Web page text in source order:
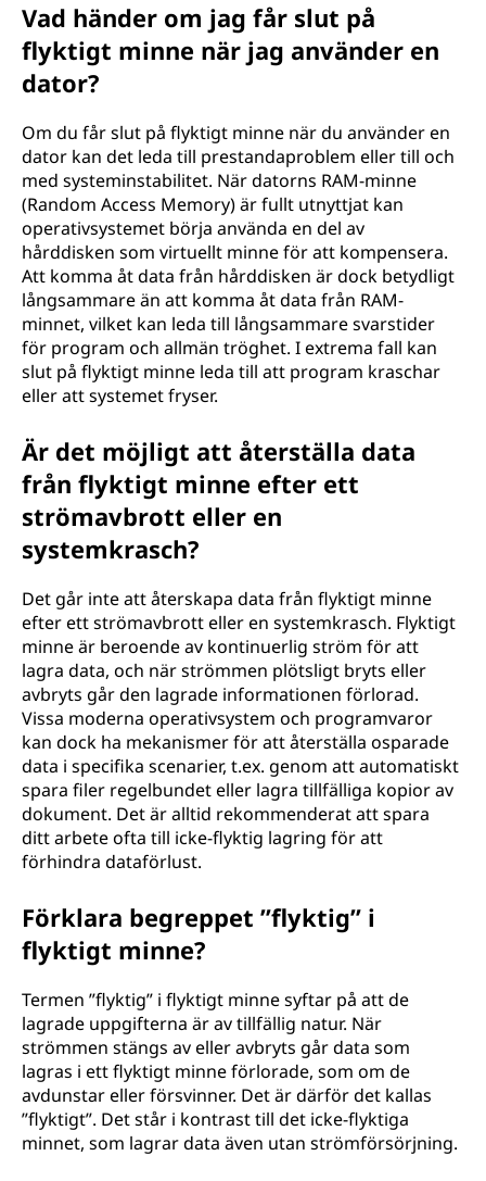
Vad händer om jag får slut på
flyktigt minne när jag använder en
dator?
Om du får slut på flyktigt minne när du använder en
dator kan det leda till prestandaproblem eller till och
med systeminstabilitet. När datorns RAM-minne
(Random Access Memory) är fullt utnyttjat kan
operativsystemet börja använda en del av
hårddisken som virtuellt minne för att kompensera.
Att komma åt data från hårddisken är dock betydligt
långsammare än att komma åt data från RAM-
minnet, vilket kan leda till långsammare svarstider
för program och allmän tröghet. I extrema fall kan
slut på flyktigt minne leda till att program kraschar
eller att systemet fryser.
Är det möjligt att återställa data
från flyktigt minne efter ett
strömavbrott eller en
systemkrasch?
Det går inte att återskapa data från flyktigt minne
efter ett strömavbrott eller en systemkrasch. Flyktigt
minne är beroende av kontinuerlig ström för att
lagra data, och när strömmen plötsligt bryts eller
avbryts går den lagrade informationen förlorad.
Vissa moderna operativsystem och programvaror
kan dock ha mekanismer för att återställa osparade
data i specifika scenarier, t.ex. genom att automatiskt
spara filer regelbundet eller lagra tillfälliga kopior av
dokument. Det är alltid rekommenderat att spara
ditt arbete ofta till icke-flyktig lagring för att
förhindra dataförlust.
Förklara begreppet ”flyktig” i
flyktigt minne?
Termen ”flyktig” i flyktigt minne syftar på att de
lagrade uppgifterna är av tillfällig natur. När
strömmen stängs av eller avbryts går data som
lagras i ett flyktigt minne förlorade, som om de
avdunstar eller försvinner. Det är därför det kallas
”flyktigt”. Det står i kontrast till det icke-flyktiga
minnet, som lagrar data även utan strömförsörjning.